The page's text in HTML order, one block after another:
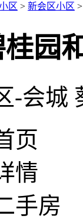
区 > 新会区小区 >
园
-会
页
情
手房